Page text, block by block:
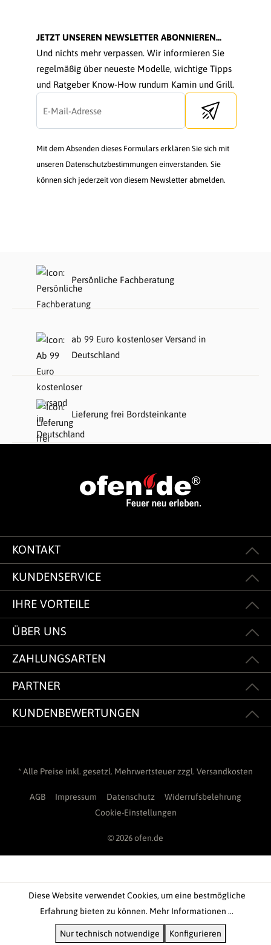
JETZT UNSEREN NEWSLETTER ABONNIEREN...
Und nichts mehr verpassen. Wir informieren Sie
regelmäßig über neueste Modelle, wichtige Tipps
und Ratgeber Know-How rundum Kamin und Grill.
Send newsletter
Mit dem Absenden dieses Formulars erklären Sie sich mit
unseren Datenschutzbestimmungen einverstanden. Sie
können sich jederzeit von diesem Newsletter abmelden.
Persönliche Fachberatung
ab 99 Euro kostenloser Versand in
Deutschland
Lieferung frei Bordsteinkante
KONTAKT
KUNDENSERVICE
IHRE VORTEILE
ÜBER UNS
ZAHLUNGSARTEN
PARTNER
KUNDENBEWERTUNGEN
* Alle Preise inkl. gesetzl. Mehrwertsteuer zzgl. Versandkosten
AGB Impressum Datenschutz
Widerrufsbelehrung
Cookie-Einstellungen
© 2026 ofen.de
Diese Website verwendet Cookies, um eine bestmögliche
Erfahrung bieten zu können. Mehr Informationen ...
Nur technisch notwendige Konfigurieren